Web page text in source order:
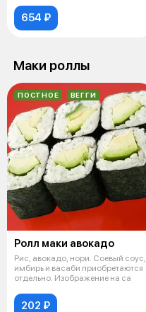
654 ₽
Маки роллы
ПОСТНОЕ ВЕГГИ
Ролл маки авокадо
Рис, авокадо, нори. Соевый соус,
имбирь и васаби приобретаются
отдельно. Изображение на са
202 ₽